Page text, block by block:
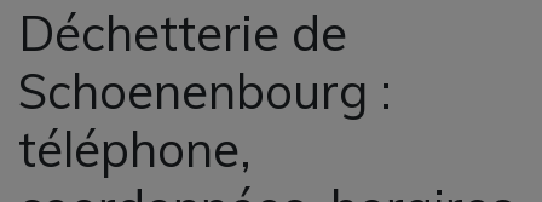
Déchetterie de
Schoenenbourg :
téléphone,